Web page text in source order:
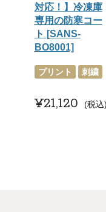
対応！】冷凍庫
専用の防寒コー
ト [SANS-
BO8001]
プリント 刺繍
¥21,120 税込